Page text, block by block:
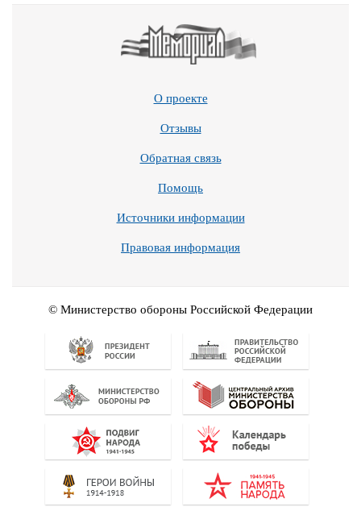
О проекте
Отзывы
Обратная связь
Помощь
Источники информации
Правовая информация
© Министерство обороны Российской Федерации